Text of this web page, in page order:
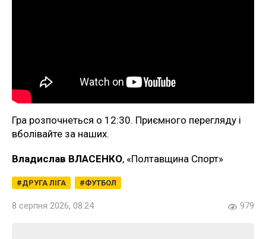
Гра розпочнеться о 12:30. Приємного перегляду і
вболівайте за наших.
Владислав ВЛАСЕНКО, «Полтавщина Спорт»
ДРУГА ЛІГА ФУТБОЛ
8 серпня 2026, 08:24 979